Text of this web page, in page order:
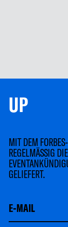
UP
MIT DEM
REGELMÄSSIG
GELIEFERT.